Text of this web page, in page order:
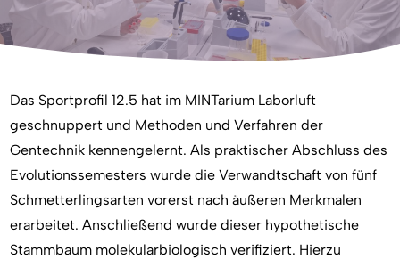
Das Sportprofil 12.5 hat im MINTarium Laborluft
geschnuppert und Methoden und Verfahren der
Gentechnik kennengelernt. Als praktischer Abschluss des
Evolutionssemesters wurde die Verwandtschaft von fünf
Schmetterlingsarten vorerst nach äußeren Merkmalen
erarbeitet. Anschließend wurde dieser hypothetische
Stammbaum molekularbiologisch verifiziert. Hierzu